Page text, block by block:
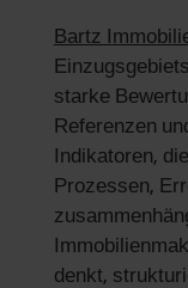
Bartz
starke
Referenzen
Indikatoren,
Prozessen,
denkt,